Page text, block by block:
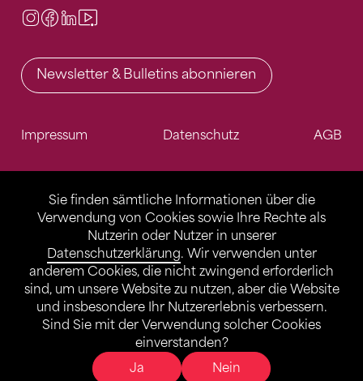
Sie finden sämtliche Informationen über die
Verwendung von Cookies sowie Ihre Rechte als
Nutzerin oder Nutzer in unserer
Datenschutzerklärung. Wir verwenden unter
anderem Cookies, die nicht zwingend erforderlich
sind, um unsere Website zu nutzen, aber die Website
und insbesondere Ihr Nutzererlebnis verbessern.
Sind Sie mit der Verwendung solcher Cookies
einverstanden?
Ja
Nein
Instagram
Facebook
LinkedIn
Newsletter & Bulletins abonnieren
Impressum Datenschutz AGB